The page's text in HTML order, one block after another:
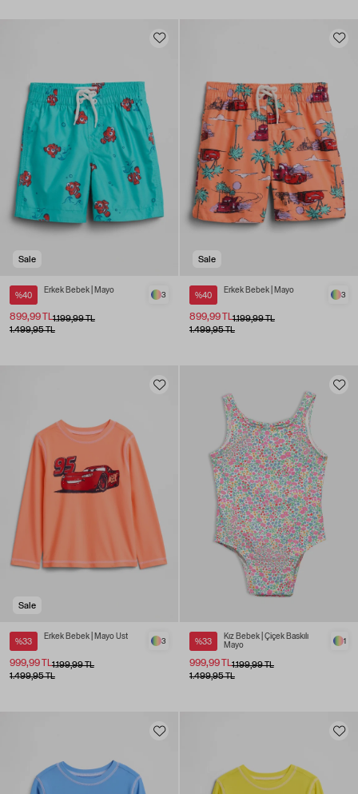
Sale
%40
Erkek Bebek | Mayo
1.199,99 TL
899,99 TL
3
1.499,95 TL
Sale
%40
Erkek Bebek | Mayo
1.199,99 TL
899,99 TL
3
1.499,95 TL
Sale
%33
Erkek Bebek | Mayo Üst
1.199,99 TL
999,99 TL
3
1.499,95 TL
%33
Kız Bebek | Çiçek Baskılı
Mayo
1.199,99 TL
999,99 TL
1
1.499,95 TL